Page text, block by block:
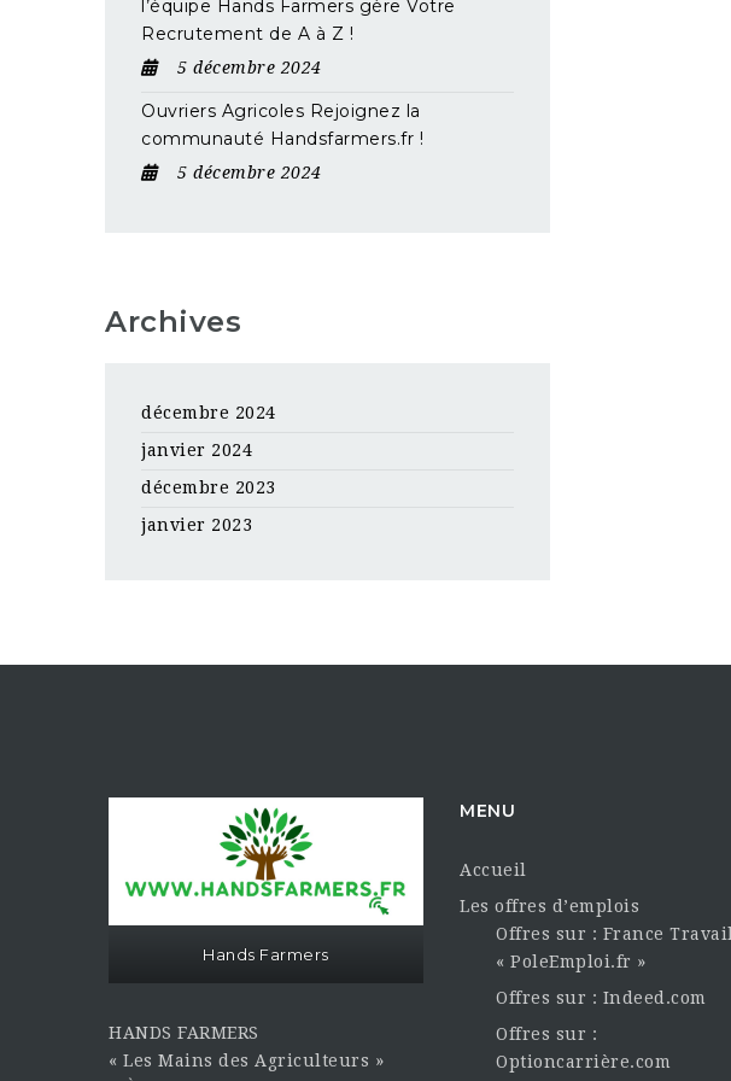
l’équipe Hands Farmers gère Votre
Recrutement de A à Z !
5 décembre 2024
Ouvriers Agricoles Rejoignez la
communauté Handsfarmers.fr !
5 décembre 2024
Archives
décembre 2024
janvier 2024
décembre 2023
janvier 2023
Hands Farmers
HANDS FARMERS
« Les Mains des Agriculteurs »
MENU
Accueil
Les offres d’emplois
Offres sur : France Travail
« PoleEmploi.fr »
Offres sur : Indeed.com
Offres sur :
Optioncarrière.com